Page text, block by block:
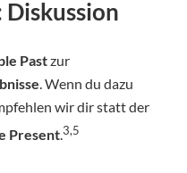
Pastzur
. Wenn du dazu
wir dir statt der
Present.3,5